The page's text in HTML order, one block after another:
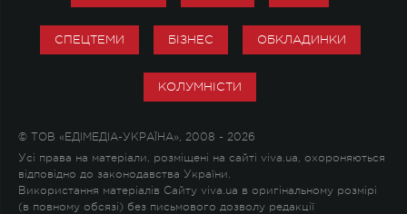
СПЕЦТЕМИ БІЗНЕС ОБКЛАДИНКИ
КОЛУМНІСТИ
© ТОВ «ЕДІМЕДІА-УКРАЇНА», 2008 - 2026
Усі права на матеріали, розміщені на сайті viva.ua, охороняються
відповідно до законодавства України.
Використання матеріалів Сайту viva.ua в оригінальному розмірі
(в повному обсязі) без письмового дозволу редакції